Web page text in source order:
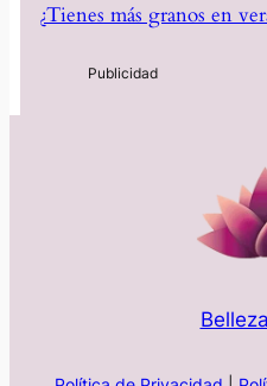
¿Tienes más granos en